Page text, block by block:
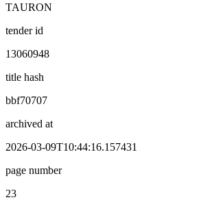
TAURON
tender id
13060948
title hash
bbf70707
archived at
2026-03-09T10:44:16.157431
page number
23